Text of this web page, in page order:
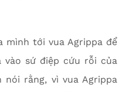
mình tới vua Agrippa để
sứ điệp cứu rỗi của
nói rằng, vì vua Agrippa